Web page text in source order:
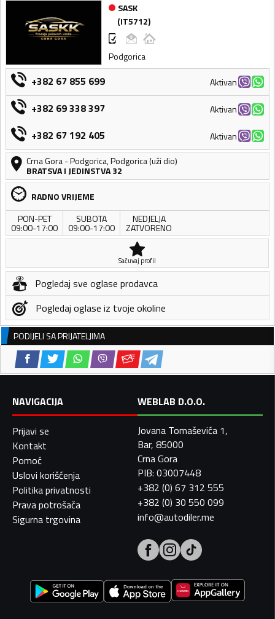
SASK
(IT5712)
Podgorica
+382 67 855 699 Aktivan
+382 69 338 397 Aktivan
+382 67 192 405
Aktivan
Crna Gora-Podgorica,Podgorica (uži dio)
BRATSVA I JEDINSTVA 32
RADNO VRIJEME
PON-PET
09:00-17:00
SUBOTA
09:00-17:00
NEDJELJA
ZATVORENO
Sačuvaj profil
Pogledaj sve oglase prodavca
Pogledaj oglase iz tvoje okoline
PODIJELI SA PRIJATELJIMA
NAVIGACIJA
Prijavi se
Kontakt
Pomoć
Uslovi korišćenja
Politika privatnosti
Prava potrošača
Sigurna trgovina
WEBLAB D.O.O.
Jovana Tomaševića 1,
Bar, 85000
Crna Gora
PIB: 03007448
+382 (0) 67 312 555
+382 (0) 30 550 099
info@autodiler.me